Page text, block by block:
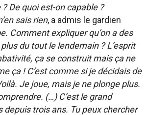
De quoi est-on capable ?
sais rien, a admis le gardien
Comment expliquer qu’on a des
du tout le lendemain ? L’esprit
ça se construit mais ça ne
ça ! C’est comme si je décidais de
Je joue, mais je ne plonge plus.
(…) C’est le grand
depuis trois ans. Tu peux chercher